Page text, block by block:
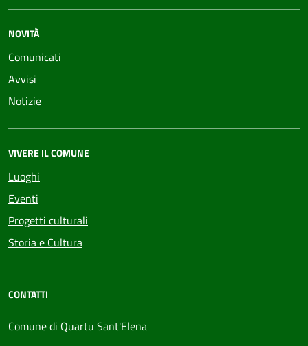
NOVITÀ
Comunicati
Avvisi
Notizie
VIVERE IL COMUNE
Luoghi
Eventi
Progetti culturali
Storia e Cultura
CONTATTI
Comune di Quartu Sant'Elena